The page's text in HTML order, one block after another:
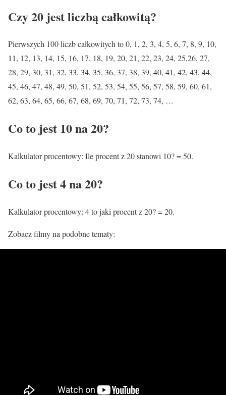
Czy 20 jest liczbą całkowitą?
Pierwszych 100 liczb całkowitych to 0, 1, 2, 3, 4, 5, 6, 7, 8, 9, 10,
11, 12, 13, 14, 15, 16, 17, 18, 19, 20, 21, 22, 23, 24, 25,26, 27,
28, 29, 30, 31, 32, 33, 34, 35, 36, 37, 38, 39, 40, 41, 42, 43, 44,
45, 46, 47, 48, 49, 50, 51, 52, 53, 54, 55, 56, 57, 58, 59, 60, 61,
62, 63, 64, 65, 66, 67, 68, 69, 70, 71, 72, 73, 74, …
Co to jest 10 na 20?
Kalkulator procentowy: Ile procent z 20 stanowi 10? = 50.
Co to jest 4 na 20?
Kalkulator procentowy: 4 to jaki procent z 20? = 20.
Zobacz filmy na podobne tematy: